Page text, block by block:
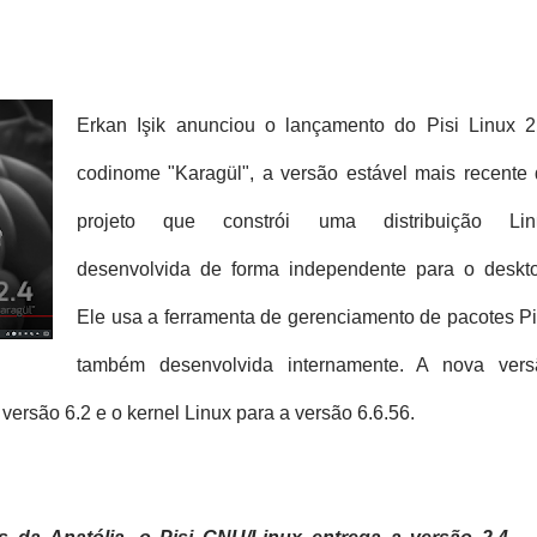
Erkan Işik anunciou o lançamento do Pisi Linux
codinome "Karagül", a versão estável mais recente
projeto que constrói uma distribuição
desenvolvida de forma independente para o
Ele usa a ferramenta de gerenciamento de pacotes
também desenvolvida internamente. A nova
6.2 e o kernel Linux para a versão 6.6.56.